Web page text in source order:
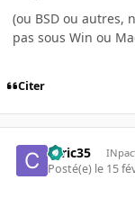
(ou BSD ou autres,
pas sous Win ou
Citer
ceric35
Posté(e) le 15